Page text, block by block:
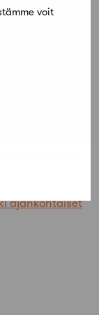
voit
ajankohtaiset